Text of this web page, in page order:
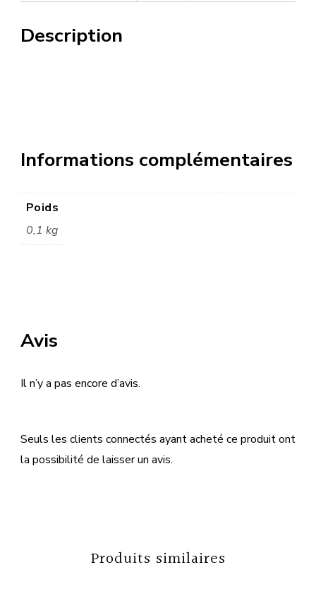
Description
Informations complémentaires
Poids
0,1 kg
Avis
Il n’y a pas encore d’avis.
Seuls les clients connectés ayant acheté ce produit ont
la possibilité de laisser un avis.
Produits similaires